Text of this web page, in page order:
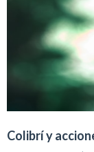
Colibrí y